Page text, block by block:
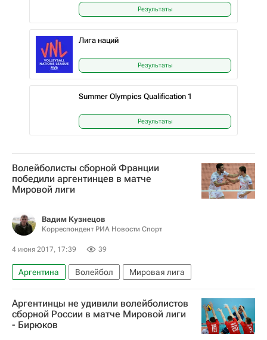
Результаты
Лига наций
Результаты
Summer Olympics Qualification 1
Результаты
Волейболисты сборной Франции
победили аргентинцев в матче
Мировой лиги
Вадим Кузнецов
Корреспондент РИА Новости Спорт
4 июня 2017, 17:39 39
Аргентина Волейбол Мировая лига
Аргентинцы не удивили волейболистов
сборной России в матче Мировой лиги
- Бирюков